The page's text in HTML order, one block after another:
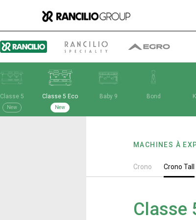
Classe 5
New
Classe 5 Eco
New
Baby 9 Bond
MACHINES À
Crono Crono Tall
Classe
Group
Ce que nous faisons